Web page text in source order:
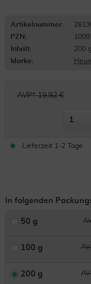
Artikelnummer:
PZN:
Inhalt:
200
Marke:
AVP* 19,92 €
Lieferzeit 1-2 Tage
In folgenden
50 g
100 g
200 g